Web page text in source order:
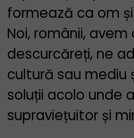
formează ca om
Noi, românii,
descurcăreți, ne
cultură sau mediu
soluții acolo unde
supraviețuitor și